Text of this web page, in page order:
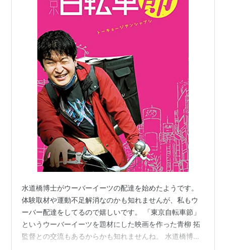
水道橋博士がウーバーイーツの配達を始めたようです。
体験取材や運動不足解消なのかも知れませんが、私もウ
ーバー配達をしてるので嬉しいです。 「東京自転車節」
というウーバーイーツを題材にした映画を作った青柳 拓
監督との交流もあるからかも知れませんね。 水道橋博士